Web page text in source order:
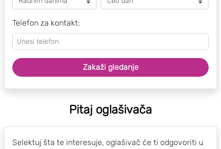
Telefon za kontakt:
Zakaži gledanje
Pitaj oglašivača
Selektuj šta te interesuje, oglašivač će ti odgovoriti u